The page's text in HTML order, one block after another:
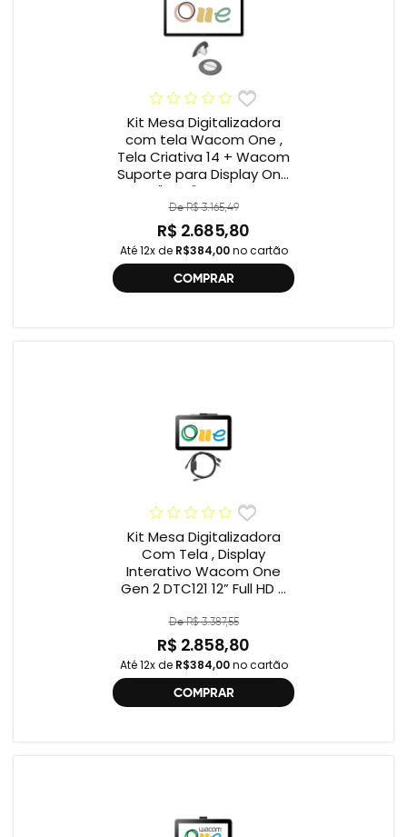
Kit Mesa Digitalizadora
com tela Wacom One ,
Tela Criativa 14 + Wacom
Suporte para Display One
12" e 13" ACK649Z
De R$ 3.165,49
R$ 2.685,80
Até 12x de R$384,00no cartão
COMPRAR
Kit Mesa Digitalizadora
Com Tela , Display
Interativo Wacom One
Gen 2 DTC121 12” Full HD +
geração , DTC121 ,
DTH134W,
De R$ 3.387,55
R$ 2.858,80
Até 12x de R$384,00no cartão
COMPRAR